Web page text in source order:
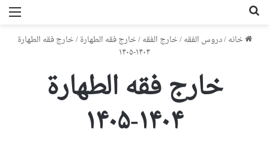
خانه/دروس الفقه/خارج الفقه/خارج فقه الطهارة/خارج فقه الطهارة
۱۴۰۴-۱۴۰۵
خارج فقه الطهارة
۱۴۰۴-۱۴۰۵